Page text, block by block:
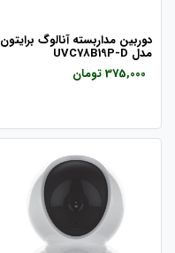
دوربین مداربسته آنالوگ برایتون
مدل UVC78B19P-D
375,000 تومان